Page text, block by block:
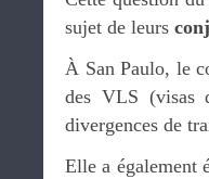
sujet de leurs
À San Paulo, le
des VLS (visas
divergences de
Elle a également